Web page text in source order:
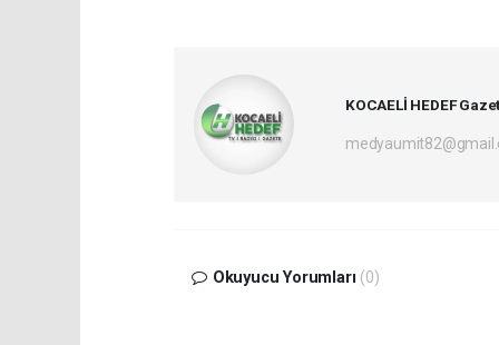
KOCAELİ HEDEF
Okuyucu Yorumları (0)